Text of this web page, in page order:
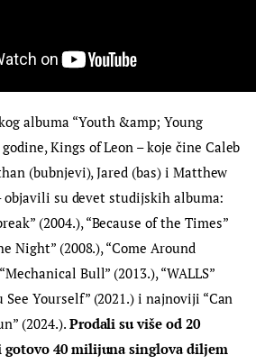
albuma “Youth &amp; Young
Kings of Leon – koje čine Caleb
(bubnjevi), Jared (bas) i Matthew
su devet studijskih albuma:
(2004.), “Because of the Times”
Night” (2008.), “Come Around
Bull” (2013.), “WALLS”
See Yourself” (2021.) i najnoviji “Can
(2024.). Prodali su više od 20
40 milijuna singlova diljem